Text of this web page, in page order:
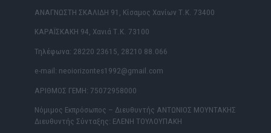
ΑΝΑΓΝΩΣΤΗ ΣΚΑΛΙΔΗ 91, Κίσαμος Χανίων Τ.Κ. 73400
ΚΑΡΑΪΣΚΑΚΗ 94, Χανιά Τ.Κ. 73100
Τηλέφωνα: 28220 23615, 28210 88.066
e-mail: neoiorizontes1992@gmail.com
ΑΡΙΘΜΟΣ ΓΕΜΗ: 75072958000
Νόμιμος Εκπρόσωπος – Διευθυντής ΑΝΤΩΝΙΟΣ ΜΟΥΝΤΑΚΗΣ
Διευθυντής Σύνταξης: ΕΛΕΝΗ ΤΟΥΛΟΥΠΑΚΗ